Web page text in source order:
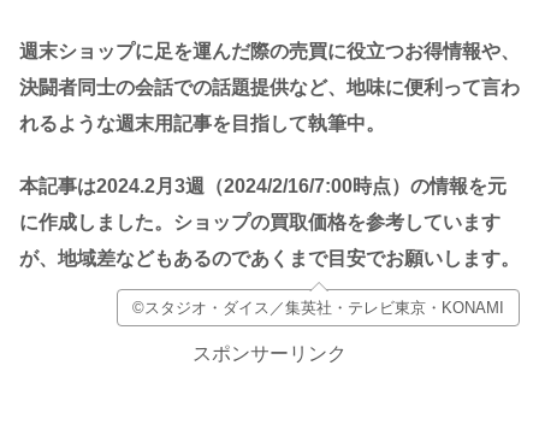
週末ショップに足を運んだ際の売買に役立つお得情報や、
決闘者同士の会話での話題提供など、地味に便利って言わ
れるような週末用記事を目指して執筆中。
本記事は2024.2月3週（2024/2/16/7:00時点）の情報を元
に作成しました。
ショップの買取価格を参考しています
が、地域差などもあるのであくまで目安でお願いします。
©スタジオ・ダイス／集英社・テレビ東京・KONAMI
スポンサーリンク